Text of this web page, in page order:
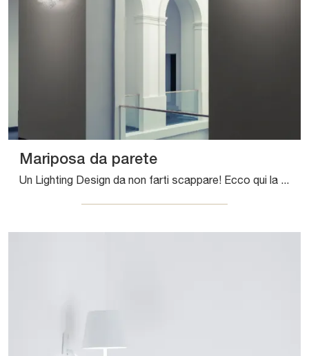
Mariposa da parete
Un Lighting Design da non farti scappare! Ecco qui la lampada da parete Mariposa da parete di Zafferano.